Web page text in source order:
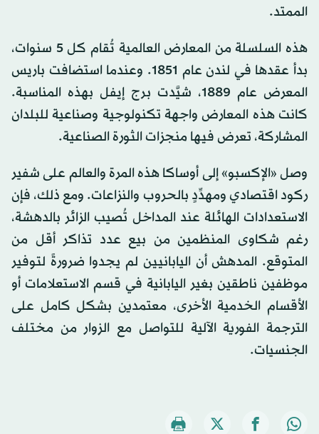
الممتد.
هذه السلسلة من المعارض العالمية تُقام كل 5 سنوات،
بدأ عقدها في لندن عام 1851. وعندما استضافت باريس
المعرض عام 1889، شيَّدت برج إيفل بهذه المناسبة.
كانت هذه المعارض واجهة تكنولوجية وصناعية للبلدان
المشاركة، تعرض فيها منجزات الثورة الصناعية.
وصل «الإكسبو» إلى أوساكا هذه المرة والعالم على شفير
ركود اقتصادي ومهدِّدٍ بالحروب والنزاعات. ومع ذلك، فإن
الاستعدادات الهائلة عند المداخل تُصيب الزائر بالدهشة،
رغم شكاوى المنظمين من بيع عدد تذاكر أقل من
المتوقع. المدهش أن اليابانيين لم يجدوا ضرورةً لتوفير
موظفين ناطقين بغير اليابانية في قسم الاستعلامات أو
الأقسام الخدمية الأخرى، معتمدين بشكل كامل على
الترجمة الفورية الآلية للتواصل مع الزوار من مختلف
الجنسيات.